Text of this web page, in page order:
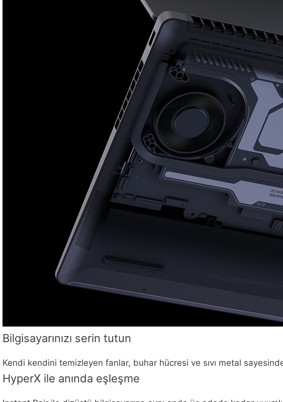
Bilgisayarınızı serin tutun
Kendi kendini temizleyen fanlar, buhar hücresi ve sıvı metal
HyperX ile anında eşleşme